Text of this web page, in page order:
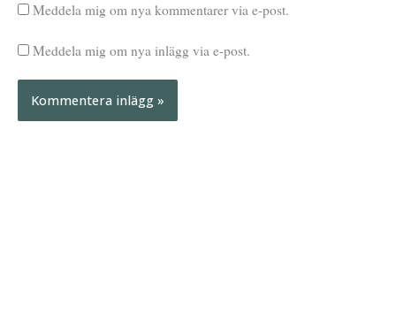
Meddela mig om nya kommentarer via e-post.
Meddela mig om nya inlägg via e-post.